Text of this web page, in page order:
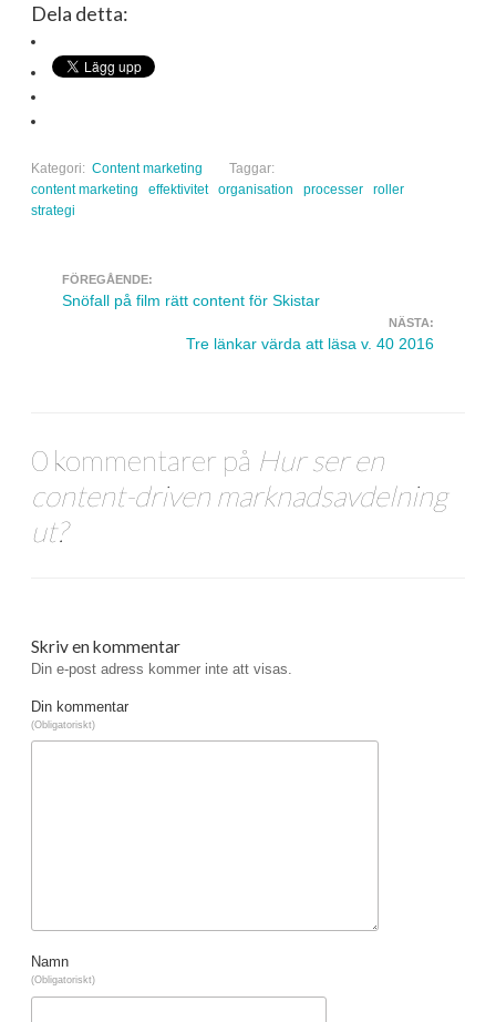
Dela detta:
Kategori: Content marketing
Taggar:
content marketing
effektivitet organisation processer
roller
strategi
Navigera inlägg
FÖREGÅENDE:
Snöfall på film rätt content för Skistar
NÄSTA:
Tre länkar värda att läsa v. 40 2016
0 kommentarer på Hur ser en
content-driven marknadsavdelning
ut?
Skriv en kommentar
Din e-post adress kommer inte att visas.
Din kommentar
(Obligatoriskt)
Namn
(Obligatoriskt)